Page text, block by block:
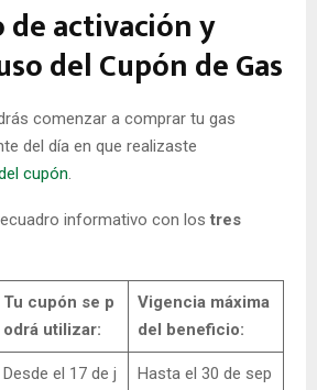
de activación y
del Cupón de Gas
comenzar a comprar tu gas
del día en que realizaste
cupón.
informativo con los tres
Tu cupón se p
odrá utilizar:
Vigencia máxima
del beneficio:
Desde el 17 de j
Hasta el 30 de sep